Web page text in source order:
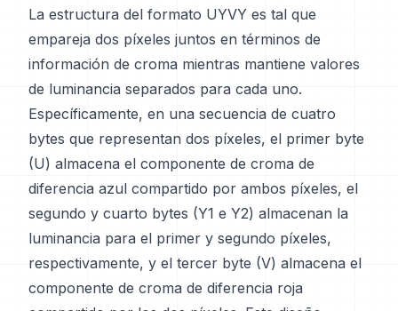
La estructura del formato UYVY es tal que
empareja dos píxeles juntos en términos de
información de croma mientras mantiene valores
de luminancia separados para cada uno.
Específicamente, en una secuencia de cuatro
bytes que representan dos píxeles, el primer byte
(U) almacena el componente de croma de
diferencia azul compartido por ambos píxeles, el
segundo y cuarto bytes (Y1 e Y2) almacenan la
luminancia para el primer y segundo píxeles,
respectivamente, y el tercer byte (V) almacena el
componente de croma de diferencia roja